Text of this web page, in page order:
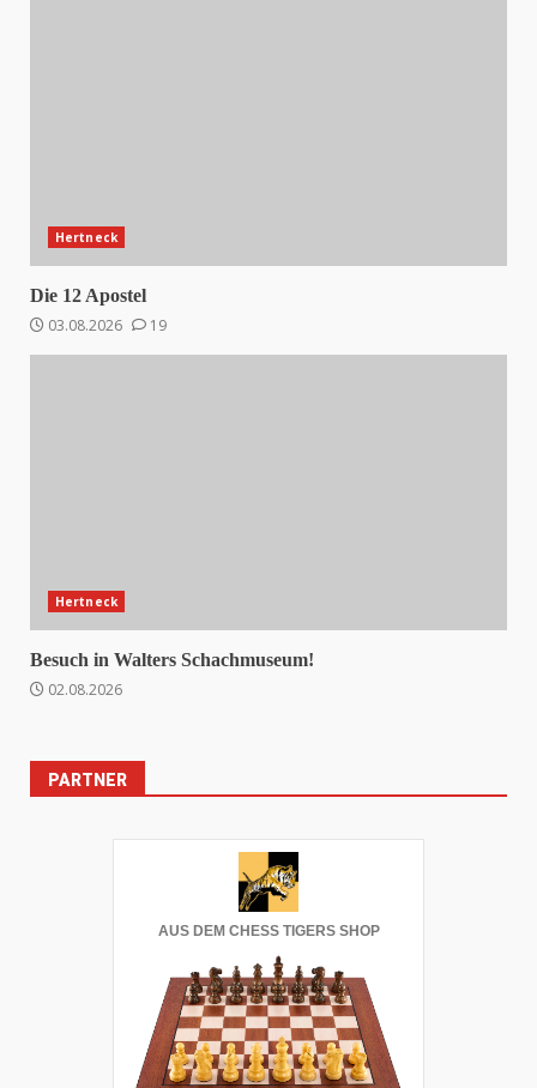
Hertneck
Die 12 Apostel
03.08.2026
19
Hertneck
Besuch in Walters Schachmuseum!
02.08.2026
PARTNER
AUS DEM CHESS TIGERS SHOP